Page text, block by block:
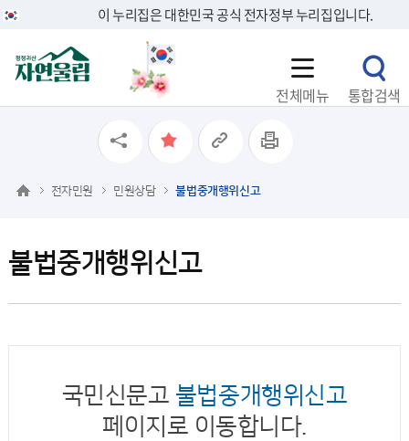
이 누리집은 대한민국 공식 전자정부 누리집입니다.
전체메뉴 통합검색
불법중개행위신고
전자민원 민원상담 불법중개행위신고
국민신문고 불법중개행위신고
페이지로 이동합니다.